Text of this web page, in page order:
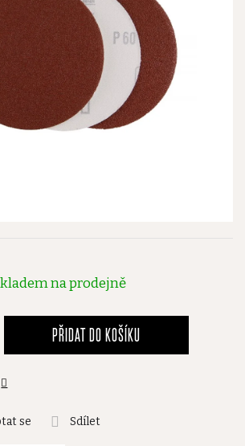
na prodejně
PŘIDAT DO KOŠÍKU
se Sdílet